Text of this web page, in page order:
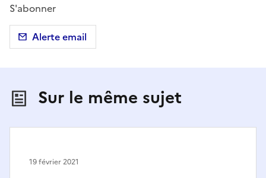
S'abonner
Alerte email
Sur le même sujet
19 février 2021